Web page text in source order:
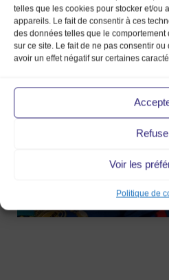
telles que les cookies pour stocker et/ou
appareils. Le fait de consentir à ces
des données telles que le
sur ce site. Le fait de ne pas consentir
avoir un effet négatif sur certaines
Voir les
Politique de
rosettegauthier-
scarfs
6 Mar 2017